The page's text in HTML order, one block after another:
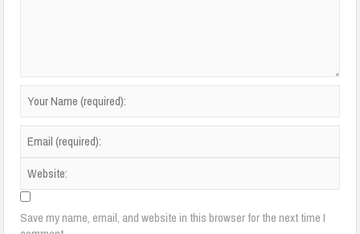
Save my name, email, and website in this browser for the next time I